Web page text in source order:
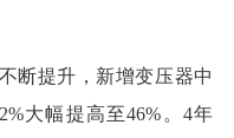
断提升，新增变压器中
大幅提高至46%。4年